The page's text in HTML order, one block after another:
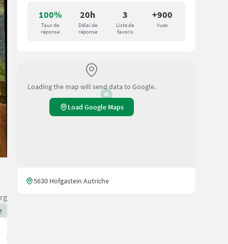
100%
Taux de
réponse
20h
Délai de
réponse
3
Liste de
favoris
+900
Vues
Loading the map will send data to Google.
Load Google Maps
5630 Hofgastein Autriche